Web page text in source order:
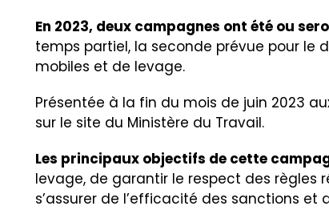
En 2023, deux campagnes ont été ou
temps partiel, la seconde prévue pour le
mobiles et de levage.
Présentée à la fin du mois de juin 2023
sur le site du Ministère du Travail.
Les principaux objectifs de cette
levage, de garantir le respect des règles
s’assurer de l’efficacité des sanctions